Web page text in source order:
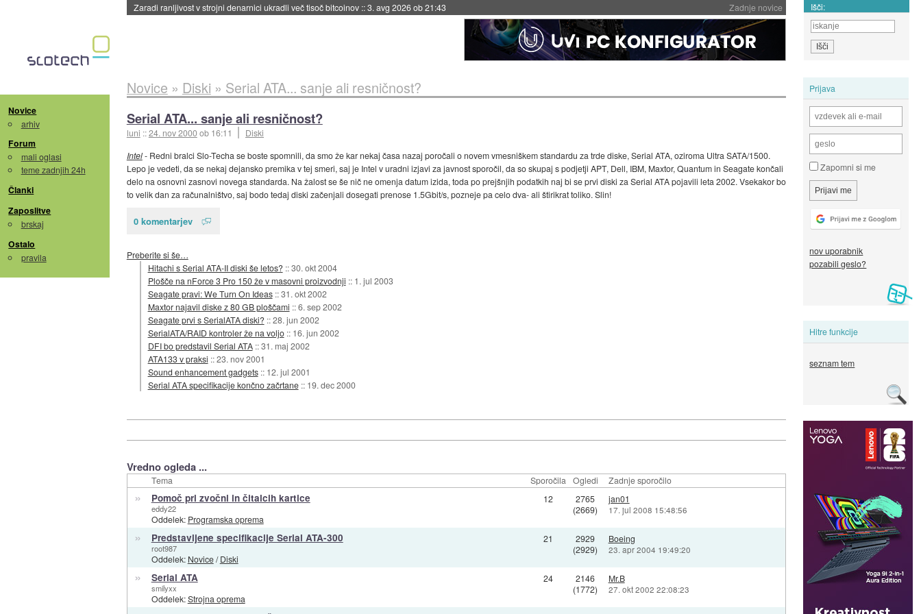
Zadnje novice
Zaradi ranljivost v strojni denarnici ukradli več tisoč bitcoinov ::3. avg 2026 ob 21:43 Išči:
Novice
arhiv
Forum
mali oglasi
teme zadnjih 24h
Članki
Zaposlitve
brskaj
Ostalo
pravila
Prijava
Zapomni si me
nov uporabnik
pozabili geslo?
Hitre funkcije
seznam tem
Novice » Diski » Serial ATA... sanje ali resničnost?
Serial ATA... sanje ali resničnost?
luni ::24. nov 2000ob 16:11
Diski
Intel- Redni bralci Slo-Techa se boste spomnili, da smo že kar nekaj časa nazaj poročali o novem vmesniškem standardu za trde diske, Serial ATA, oziroma Ultra SATA/1500.
Lepo je vedeti, da se nekaj dejansko premika v tej smeri, saj je Intel v uradni izjavi za javnost sporočil, da so skupaj s podjetji APT, Dell, IBM, Maxtor, Quantum in Seagate končali
delo na osnovni zasnovi novega standarda. Na žalost se še nič ne omenja datum izida, toda po prejšnjih podatkih naj bi se prvi diski za Serial ATA pojavili leta 2002. Vsekakor bo
to velik dan za računalništvo, saj bodo tedaj diski začenjali dosegati prenose 1.5Gbit/s, pozneje pa celo dva- ali štirikrat toliko. Slin!
0 komentarjev
Preberite si še…
Hitachi s Serial ATA-II diski še letos? ::30. okt 2004
Plošče na nForce 3 Pro 150 že v masovni proizvodnji :: 1. jul 2003
Seagate pravi: We Turn On Ideas ::31. okt 2002
Maxtor najavil diske z 80 GB ploščami ::6. sep 2002
Seagate prvi s SerialATA diski? ::28. jun 2002
SerialATA/RAID kontroler že na voljo :: 16. jun 2002
DFI bo predstavil Serial ATA ::31. maj 2002
ATA133 v praksi ::23. nov 2001
Sound enhancement gadgets :: 12. jul 2001
Serial ATA specifikacije končno začrtane :: 19. dec 2000
Vredno ogleda ...
Tema Sporočila Ogledi Zadnje sporočilo
» Pomoč pri zvočni in čitalcih kartice
eddy22
Oddelek: Programska oprema
12
2765
(2669)
jan01
17. jul 2008 15:48:56
» Predstavljene specifikacije Serial ATA-300
root987
Oddelek: Novice/Diski
21
2929
(2929)
Boeing
23. apr 2004 19:49:20
» Serial ATA
smilyxx
Oddelek:Strojna oprema
24
2146
(1772)
Mr.B
27. okt 2002 22:08:23